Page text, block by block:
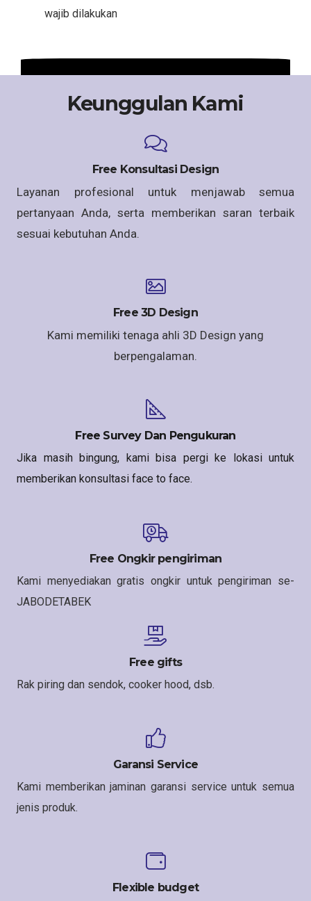
wajib dilakukan
Keunggulan Kami
Free Konsultasi Design
Layanan profesional untuk menjawab semua
pertanyaan Anda, serta memberikan saran terbaik
sesuai kebutuhan Anda.
Free 3D Design
Kami memiliki tenaga ahli 3D Design yang
berpengalaman.
Free Survey Dan Pengukuran
Jika masih bingung, kami bisa pergi ke lokasi untuk
memberikan konsultasi face to face.
Free Ongkir pengiriman
Kami menyediakan gratis ongkir untuk pengiriman se-
JABODETABEK
Free gifts
Rak piring dan sendok, cooker hood, dsb.
Garansi Service
Kami memberikan jaminan garansi service untuk semua
jenis produk.
Flexible budget